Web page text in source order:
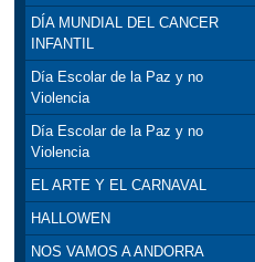
DÍA MUNDIAL DEL CANCER
INFANTIL
Día Escolar de la Paz y no
Violencia
Día Escolar de la Paz y no
Violencia
EL ARTE Y EL CARNAVAL
HALLOWEN
NOS VAMOS A ANDORRA